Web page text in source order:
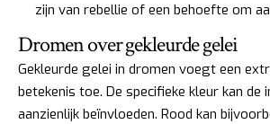
zijn van rebellie of een behoefte om
Dromen over gekleurde gelei
Gekleurde gelei in dromen voegt een
betekenis toe. De specifieke kleur kan de
aanzienlijk beïnvloeden. Rood kan